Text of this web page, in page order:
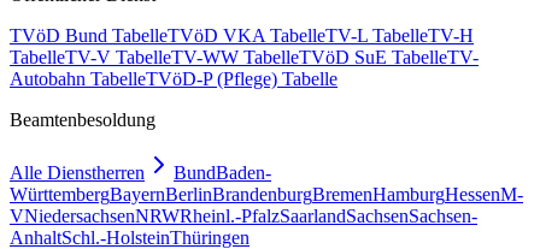
TVöD Bund TabelleTVöD VKA TabelleTV-L TabelleTV-H
TabelleTV-V TabelleTV-WW TabelleTVöD SuE TabelleTV-
Autobahn TabelleTVöD-P (Pflege) Tabelle
Beamtenbesoldung
Alle Dienstherren BundBaden-
WürttembergBayernBerlinBrandenburgBremenHamburgHessenM-
VNiedersachsenNRWRheinl.-PfalzSaarlandSachsenSachsen-
AnhaltSchl.-HolsteinThüringen